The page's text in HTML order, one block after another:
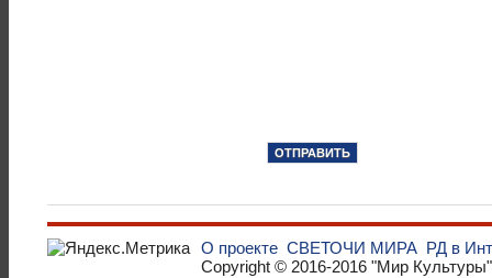
О проекте СВЕТОЧИ МИРА РД в
Copyright © 2016-2016 "Мир Культуры"